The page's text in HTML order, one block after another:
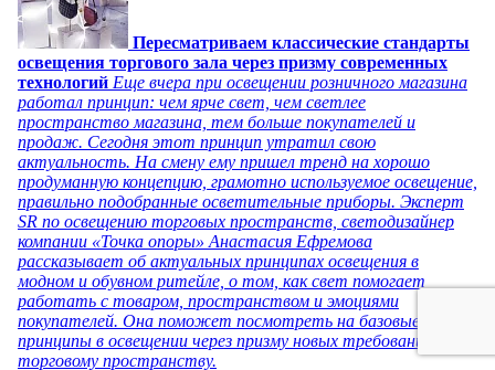
Пересматриваем классические стандарты
освещения торгового зала через призму современных
технологий Еще вчера при освещении розничного магазина
работал принцип: чем ярче свет, чем светлее
пространство магазина, тем больше покупателей и
продаж. Сегодня этот принцип утратил свою
актуальность. На смену ему пришел тренд на хорошо
продуманную концепцию, грамотно используемое освещение,
правильно подобранные осветительные приборы. Эксперт
SR по освещению торговых пространств, светодизайнер
компании «Точка опоры» Анастасия Ефремова
рассказывает об актуальных принципах освещения в
модном и обувном ритейле, о том, как свет помогает
работать с товаром, пространством и эмоциями
покупателей. Она поможет посмотреть на базовые
принципы в освещении через призму новых требований к
торговому пространству.